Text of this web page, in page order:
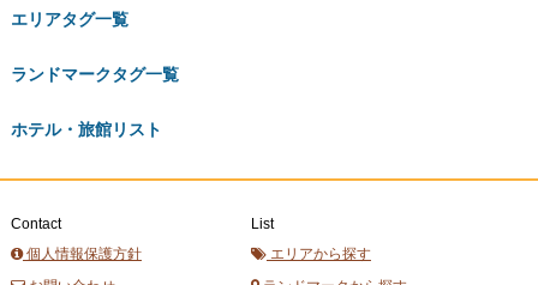
エリアタグ一覧
ランドマークタグ一覧
ホテル・旅館リスト
Contact
個人情報保護方針
List
エリアから探す